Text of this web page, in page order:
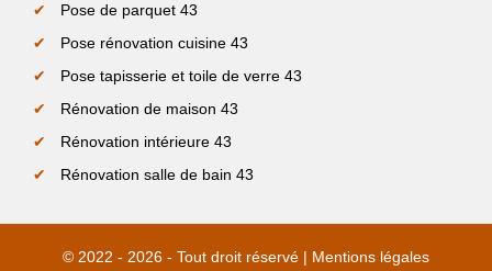
Pose de parquet 43
Pose rénovation cuisine 43
Pose tapisserie et toile de verre 43
Rénovation de maison 43
Rénovation intérieure 43
Rénovation salle de bain 43
© 2022 - 2026 - Tout droit réservé | Mentions légales